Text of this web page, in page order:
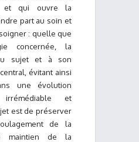
et qui ouvre la
part au soin et
: quelle que
concernée, la
sujet et à son
évitant ainsi
une évolution
et
est de préserver
de la
maintien de la